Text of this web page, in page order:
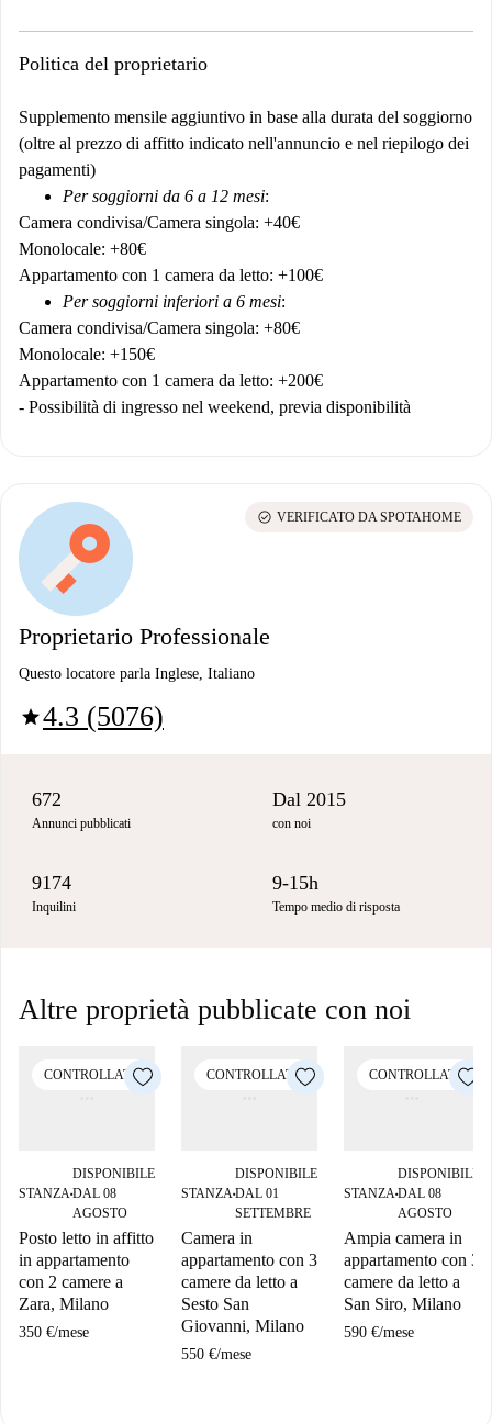
Politica del proprietario
Supplemento mensile aggiuntivo in base alla durata del soggiorno
(oltre al prezzo di affitto indicato nell'annuncio e nel riepilogo dei
pagamenti)
Per soggiorni da 6 a 12 mesi:
Camera condivisa/Camera singola: +40€
Monolocale: +80€
Appartamento con 1 camera da letto: +100€
Per soggiorni inferiori a 6 mesi:
Camera condivisa/Camera singola: +80€
Monolocale: +150€
Appartamento con 1 camera da letto: +200€
- Possibilità di ingresso nel weekend, previa disponibilità
Proprietario Professionale
Questo locatore parla Inglese, Italiano
star4.3 (5076)
check_circle VERIFICATO DA SPOTAHOME
672
Annunci pubblicati
Dal 2015
con noi
9174
Inquilini
9-15h
Tempo medio di risposta
Altre proprietà pubblicate con noi
CONTROLLATO
STANZA■
DISPONIBILE
DAL 08
AGOSTO
Posto letto in affitto
in appartamento
con 2 camere a
Zara, Milano
350 €/mese
CONTROLLATO
STANZA■
DISPONIBILE
DAL 01
SETTEMBRE
Camera in
appartamento con 3
camere da letto a
Sesto San
Giovanni, Milano
550 €/mese
CONTROLLATO
STANZA■
DISPONIBILE
DAL 08
AGOSTO
Ampia camera in
appartamento con 3
camere da letto a
San Siro, Milano
590 €/mese